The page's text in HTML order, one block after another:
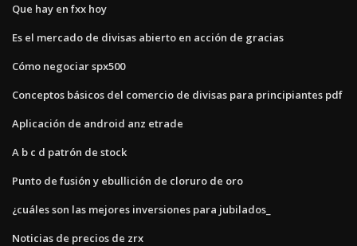
Que hay en fxx hoy
Es el mercado de divisas abierto en acción de gracias
Cómo negociar spx500
Conceptos básicos del comercio de divisas para principiantes pdf
Aplicación de android anz etrade
A b c d patrón de stock
Punto de fusión y ebullición de cloruro de oro
¿cuáles son las mejores inversiones para jubilados_
Noticias de precios de zrx